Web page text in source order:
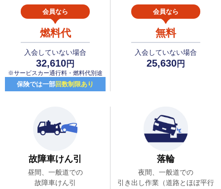
会員なら
燃料代
入会していない場合
32,610円
※サービスカー通行料・燃料代別途
保険では一部回数制限あり
会員なら
無料
入会していない場合
25,630円
故障車けん引
昼間、一般道での
故障車けん引
落輪
夜間、一般道での
引き出し作業（道路とほぼ平行